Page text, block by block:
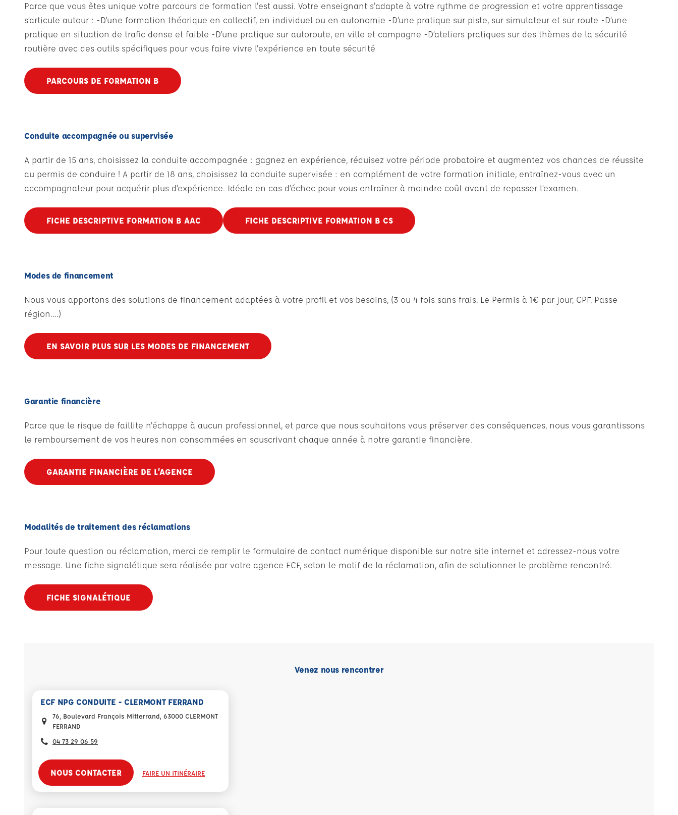
Parce que vous êtes unique votre parcours de formation l'est aussi. Votre enseignant s'adapte à votre rythme de progression et votre apprentissage
s’articule autour : -D’une formation théorique en collectif, en individuel ou en autonomie -D’une pratique sur piste, sur simulateur et sur route -D’une
pratique en situation de trafic dense et faible -D’une pratique sur autoroute, en ville et campagne -D’ateliers pratiques sur des thèmes de la sécurité
routière avec des outils spécifiques pour vous faire vivre l'expérience en toute sécurité
PARCOURS DE FORMATION B
Conduite accompagnée ou supervisée
A partir de 15 ans, choisissez la conduite accompagnée : gagnez en expérience, réduisez votre période probatoire et augmentez vos chances de réussite
au permis de conduire ! A partir de 18 ans, choisissez la conduite supervisée : en complément de votre formation initiale, entraînez-vous avec un
accompagnateur pour acquérir plus d’expérience. Idéale en cas d’échec pour vous entraîner à moindre coût avant de repasser l’examen.
FICHE DESCRIPTIVE FORMATION B AAC FICHE DESCRIPTIVE FORMATION B CS
Modes de financement
Nous vous apportons des solutions de financement adaptées à votre profil et vos besoins, (3 ou 4 fois sans frais, Le Permis à 1€ par jour, CPF, Passe
région....)
EN SAVOIR PLUS SUR LES MODES DE FINANCEMENT
Garantie financière
Parce que le risque de faillite n'échappe à aucun professionnel, et parce que nous souhaitons vous préserver des conséquences, nous vous garantissons
le remboursement de vos heures non consommées en souscrivant chaque année à notre garantie financière.
GARANTIE FINANCIÈRE DE L’AGENCE
Modalités de traitement des réclamations
Pour toute question ou réclamation, merci de remplir le formulaire de contact numérique disponible sur notre site internet et adressez-nous votre
message. Une fiche signalétique sera réalisée par votre agence ECF, selon le motif de la réclamation, afin de solutionner le problème rencontré.
FICHE SIGNALÉTIQUE
Venez nous rencontrer
ECF NPG CONDUITE - CLERMONT FERRAND
76, Boulevard François Mitterrand, 63000 CLERMONT
FERRAND
04 73 29 06 59
NOUS CONTACTER FAIRE UN ITINÉRAIRE